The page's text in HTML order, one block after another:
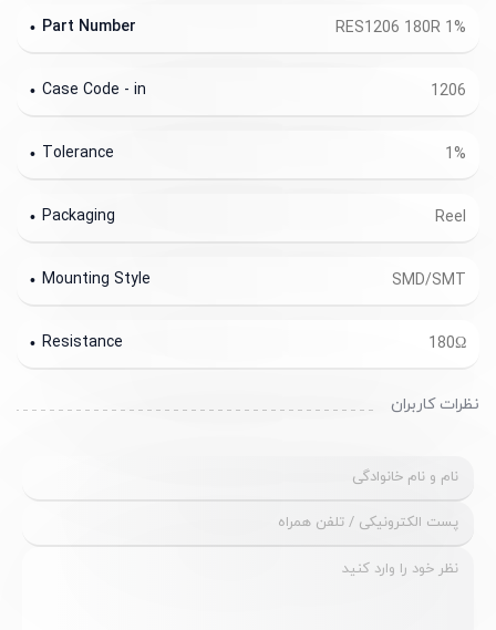
RES1206 180R 1%
Part Number
1206
Case Code - in
1%
Tolerance
Reel
Packaging
SMD/SMT
Mounting Style
180Ω
Resistance
نظرات کاربران